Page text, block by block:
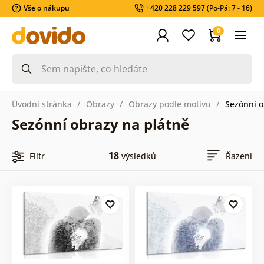
Vše o nákupu +420 228 229 597(Po-Pá: 7 - 16)
0
Úvodní stránka Obrazy Obrazy podle motivu Sezónní
Sezónní obrazy na plátně
Filtr 18výsledků Řazení